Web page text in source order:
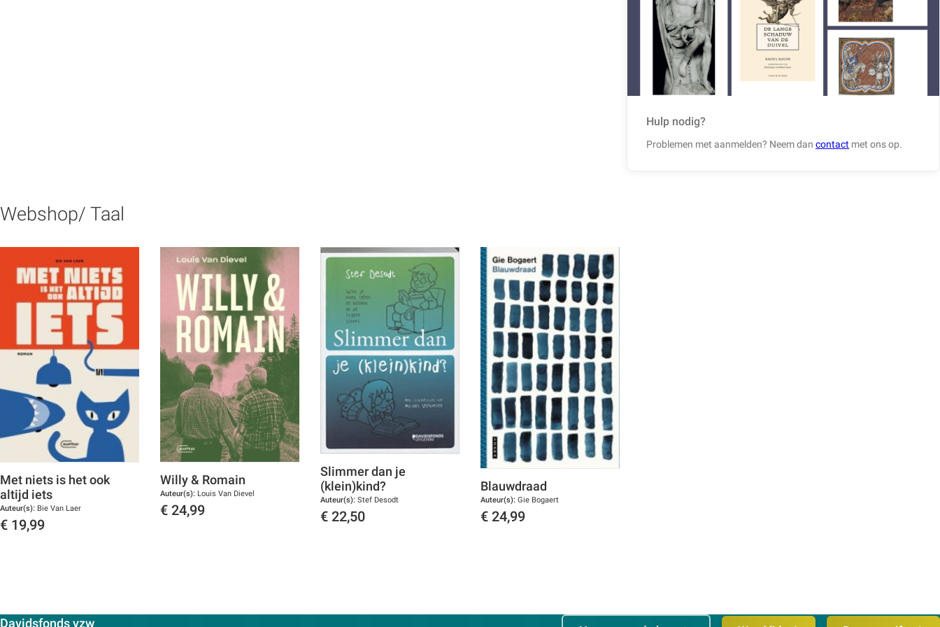
Hulp nodig?
Problemen met aanmelden? Neem dancontact met ons op.
Webshop/ Taal
Met niets is het ook
altijd iets
Auteur(s): Bie Van Laer
€ 19,99
Willy & Romain
Auteur(s): Louis Van Dievel
€ 24,99
Slimmer dan je
(klein)kind?
Auteur(s): Stef Desodt
€ 22,50
Blauwdraad
Auteur(s): Gie Bogaert
€ 24,99
Davidsfonds vzwContactpersoon: